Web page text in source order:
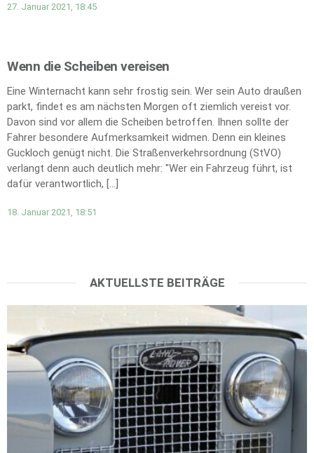
27. Januar 2021, 18:45
Wenn die Scheiben vereisen
Eine Winternacht kann sehr frostig sein. Wer sein Auto draußen
parkt, findet es am nächsten Morgen oft ziemlich vereist vor.
Davon sind vor allem die Scheiben betroffen. Ihnen sollte der
Fahrer besondere Aufmerksamkeit widmen. Denn ein kleines
Guckloch genügt nicht. Die Straßenverkehrsordnung (StVO)
verlangt denn auch deutlich mehr: "Wer ein Fahrzeug führt, ist
dafür verantwortlich, […]
18. Januar 2021, 18:51
AKTUELLSTE BEITRÄGE